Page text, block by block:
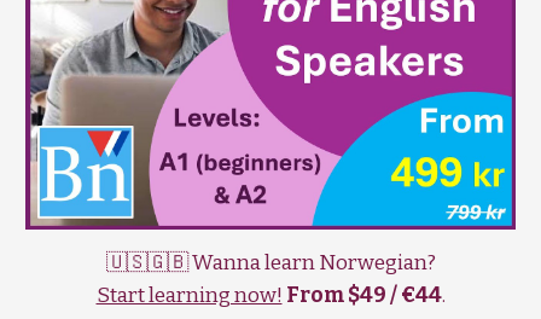
🇺🇸🇬🇧 Wanna learn Norwegian?
Start learning now! From $49 / €44.